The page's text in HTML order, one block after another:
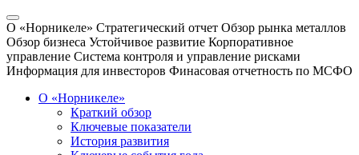
О «Норникеле» Стратегический отчет Обзор рынка металлов
Обзор бизнеса Устойчивое развитие Корпоративное
управление Система контроля и управление рисками
Информация для инвесторов Финасовая отчетность по МСФО
О «Норникеле»
Краткий обзор
Ключевые показатели
История развития